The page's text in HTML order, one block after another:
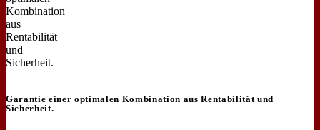
Garantie einer optimalen Kombination aus Rentabilität und
Sicherheit.